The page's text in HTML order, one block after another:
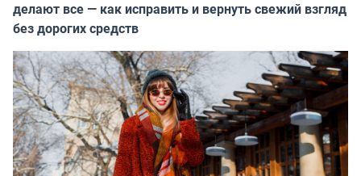
делают все — как исправить и вернуть свежий взгляд
без дорогих средств